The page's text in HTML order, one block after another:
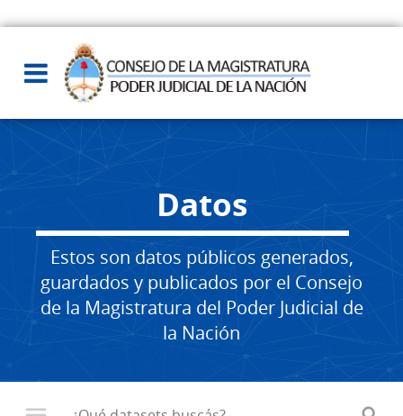
Datos
Estos son datos públicos generados,
guardados y publicados por el Consejo
de la Magistratura del Poder Judicial de
la Nación